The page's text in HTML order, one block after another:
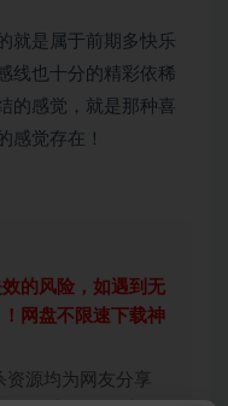
就是属于前期多快乐
线也十分的精彩依稀
的感觉，就是那种喜
感觉存在！
的风险，如遇到无
网盘不限速下载神
资源均为网友分享